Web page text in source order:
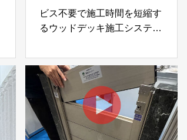
ビス不要で施工時間を短縮す
るウッドデッキ施工システム
JAPAN